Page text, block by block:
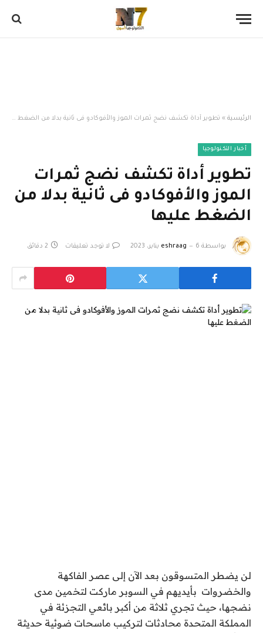
الرئيسية » تطوير أداة تكشف نضج ثمرات الموز والأفوكادو فى ثانية بدلا من الضغط عليها
أخبار التكنولوجيا
تطوير أداة تكشف نضج ثمرات
الموز والأفوكادو فى ثانية بدلا من
الضغط عليها
بواسطة eshraag 6 يناير، 2023 لا توجد تعليقات 2 دقائق
لن يضطر المتسوقون بعد الآن إلى عصر الفاكهة
والخضروات بأيديهم في السوبر ماركت لتخمين مدى
نضجها، حيث تجري ثلاثة من أكبر بائعي التجزئة في
المملكة المتحدة محادثات لتركيب ماسحات ضوئية حديثة